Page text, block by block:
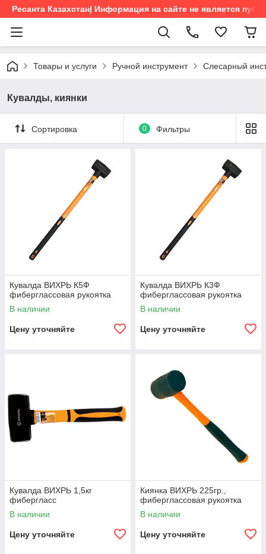
Ресанта Казахстан| Информация на сайте не является
Товары и услуги Ручной инструмент Слесарный
Кувалды, киянки
Сортировка 0 Фильтры
Кувалда ВИХРЬ К5Ф
фиберглассовая рукоятка
В наличии
Цену уточняйте
Кувалда ВИХРЬ К3Ф
фиберглассовая рукоятка
В наличии
Цену уточняйте
Кувалда ВИХРЬ 1,5кг
фибергласс
В наличии
Цену уточняйте
Киянка ВИХРЬ 225гр.,
фиберглассовая рукоятка
В наличии
Цену уточняйте